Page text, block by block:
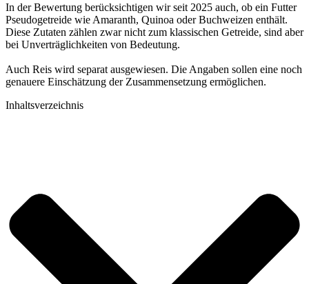
In der Bewertung berücksichtigen wir seit 2025 auch, ob ein Futter
Pseudogetreide wie Amaranth, Quinoa oder Buchweizen enthält.
Diese Zutaten zählen zwar nicht zum klassischen Getreide, sind aber
bei Unverträglichkeiten von Bedeutung.
Auch Reis wird separat ausgewiesen. Die Angaben sollen eine noch
genauere Einschätzung der Zusammensetzung ermöglichen.
Inhaltsverzeichnis​